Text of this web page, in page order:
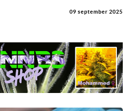
09 september 2025